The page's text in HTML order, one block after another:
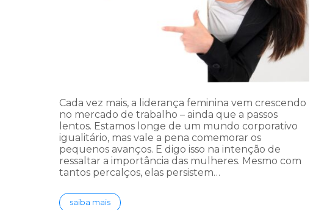
Cada vez mais, a liderança feminina vem crescendo
no mercado de trabalho – ainda que a passos
lentos. Estamos longe de um mundo corporativo
igualitário, mas vale a pena comemorar os
pequenos avanços. E digo isso na intenção de
ressaltar a importância das mulheres. Mesmo com
tantos percalços, elas persistem…
saiba mais